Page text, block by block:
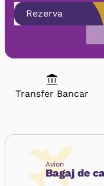
Rezerva
Transfer Bancar
Avion
Bagaj de